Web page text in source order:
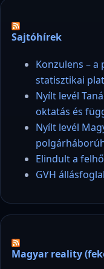
Sajtóhírek
Konzulens –
statisztikai
Nyílt levél
oktatás és
Nyílt levél
Elindult a
GVH
Magyar reality